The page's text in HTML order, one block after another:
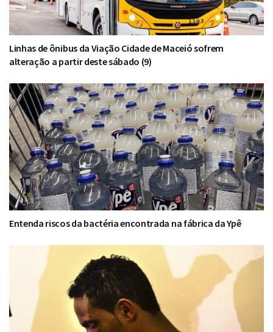
Linhas de ônibus da Viação Cidade de Maceió sofrem
alteração a partir deste sábado (9)
Entenda riscos da bactéria encontrada na fábrica da Ypê